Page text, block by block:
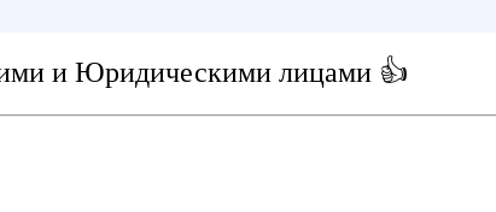
и Юридическими лицами 👍